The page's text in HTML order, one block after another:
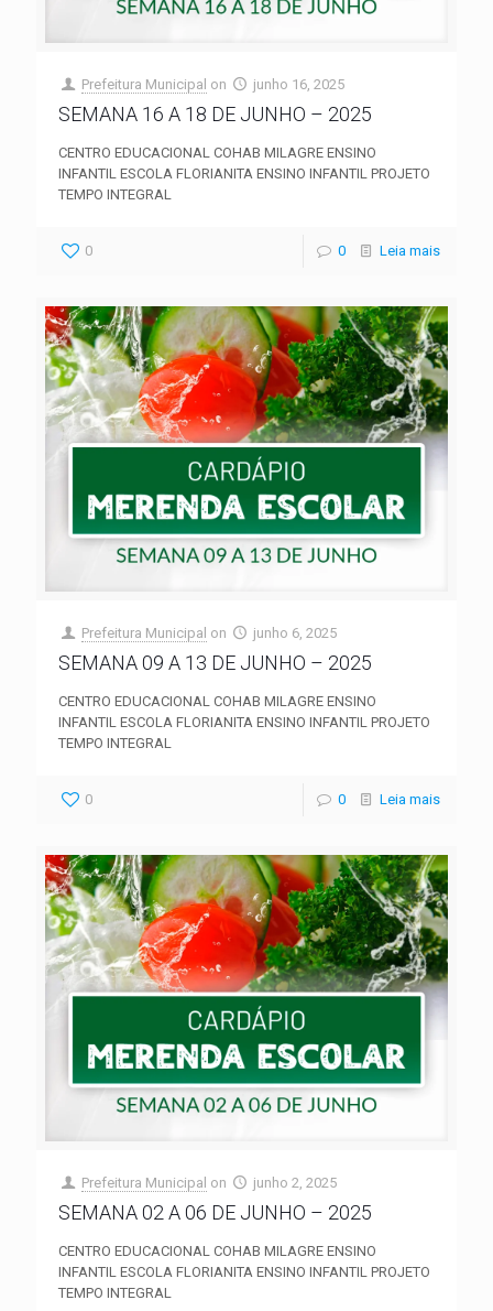
Prefeitura Municipal on junho 16, 2025
SEMANA 16 A 18 DE JUNHO – 2025
CENTRO EDUCACIONAL COHAB MILAGRE ENSINO
INFANTIL ESCOLA FLORIANITA ENSINO INFANTIL PROJETO
TEMPO INTEGRAL
0 0 Leia mais
Prefeitura Municipal on junho 6, 2025
SEMANA 09 A 13 DE JUNHO – 2025
CENTRO EDUCACIONAL COHAB MILAGRE ENSINO
INFANTIL ESCOLA FLORIANITA ENSINO INFANTIL PROJETO
TEMPO INTEGRAL
0 0 Leia mais
Prefeitura Municipal on junho 2, 2025
SEMANA 02 A 06 DE JUNHO – 2025
CENTRO EDUCACIONAL COHAB MILAGRE ENSINO
INFANTIL ESCOLA FLORIANITA ENSINO INFANTIL PROJETO
TEMPO INTEGRAL